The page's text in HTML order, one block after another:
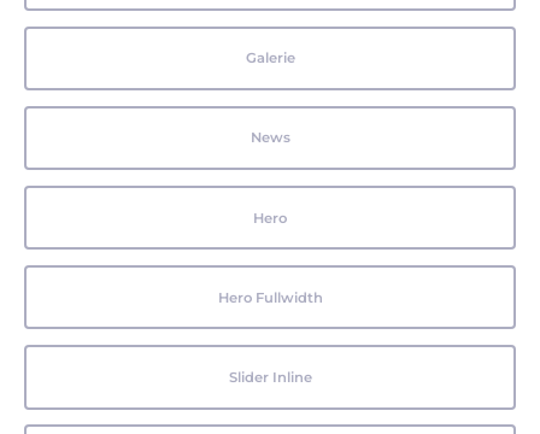
Galerie
News
Hero
Hero Fullwidth
Slider Inline